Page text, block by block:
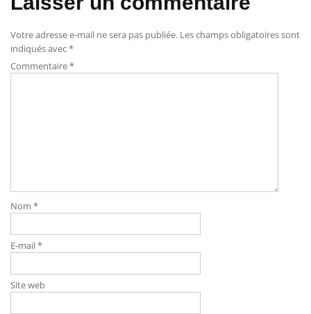
Votre adresse e-mail ne sera pas publiée. Les champs obligatoires sont
indiqués avec*
Commentaire*
Nom *
E-mail*
Site web